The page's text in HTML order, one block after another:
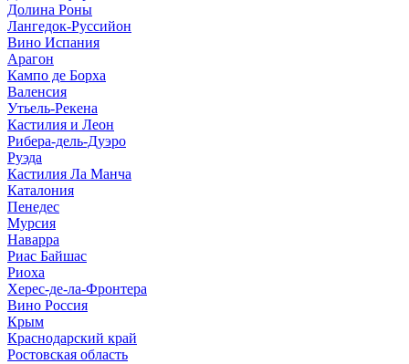
Долина Роны
Лангедок-Руссийон
Вино Испания
Арагон
Кампо де Борха
Валенсия
Утьель-Рекена
Кастилия и Леон
Рибера-дель-Дуэро
Руэда
Кастилия Ла Манча
Каталония
Пенедес
Мурсия
Наварра
Риас Байшас
Риоха
Херес-де-ла-Фронтера
Вино Россия
Крым
Краснодарский край
Ростовская область